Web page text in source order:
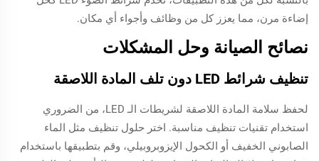
إضاءة مرن، مما يعزز كل من وظائف وأجواء أي مكان.
نصائح الصيانة وحل المشكلات
تنظيف شرائط LED دون تلف المادة اللاصقة
لحفظ سلامة المادة اللاصقة لشريطات الـ LED، من الضروري
استخدام تقنيات تنظيف مناسبة. اختر حلول تنظيف مثل الماء
الصابوني الخفيف أو الكحول الإيزوبروبيلي، وقم بتطبيقها باستخدام